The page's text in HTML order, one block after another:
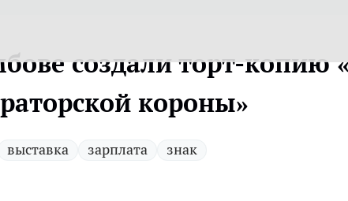
создали торт-копию
короны»
выставка зарплата знак